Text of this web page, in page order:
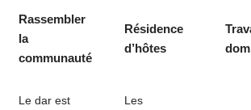
Rassembler
la
communauté
Résidence
d’hôtes
Le dar est
Les